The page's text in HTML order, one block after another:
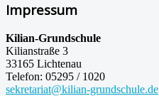
Impressum
Kilian-Grundschule
Kilianstraße 3
33165 Lichtenau
Telefon: 05295 / 1020
sekretariat@kilian-grundschule.de